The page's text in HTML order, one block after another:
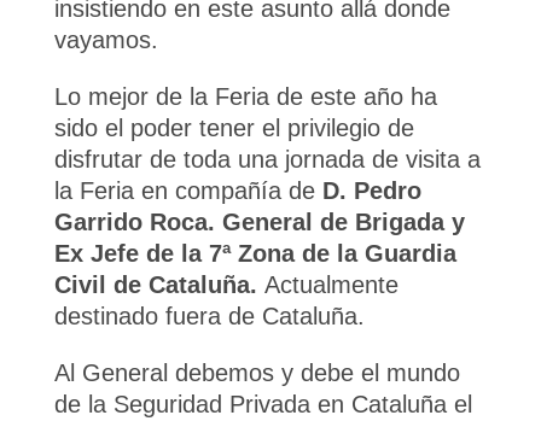
insistiendo en este asunto allá donde
vayamos.
Lo mejor de la Feria de este año ha
sido el poder tener el privilegio de
disfrutar de toda una jornada de visita a
la Feria en compañía de D. Pedro
Garrido Roca. General de Brigada y
Ex Jefe de la 7ª Zona de la Guardia
Civil de Cataluña. Actualmente
destinado fuera de Cataluña.
Al General debemos y debe el mundo
de la Seguridad Privada en Cataluña el